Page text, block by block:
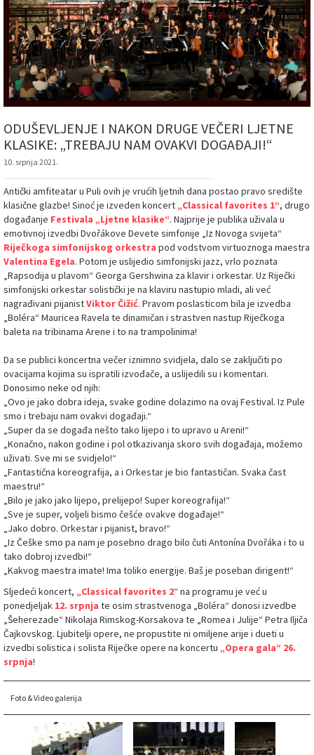
ODUŠEVLJENJE I NAKON DRUGE VEČERI LJETNE
KLASIKE: „TREBAJU NAM OVAKVI DOGAĐAJI!“
10. srpnja 2021.
Antički amfiteatar u Puli ovih je vrućih ljetnih dana postao pravo središte
klasične glazbe! Sinoć je izveden koncert „Classical favorites 1“, drugo
događanje Festivala „Ljetne klasike“. Najprije je publika uživala u
emotivnoj izvedbi Dvořákove Devete simfonije „Iz Novoga svijeta“
Riječkoga simfonijskog orkestra pod vodstvom virtuoznoga maestra
Valentina Egela. Potom je uslijedio simfonijski jazz, vrlo poznata
„Rapsodija u plavom“ Georga Gershwina za klavir i orkestar. Uz Riječki
simfonijski orkestar solistički je na klaviru nastupio mladi, ali već
nagrađivani pijanistViktor Čižić. Pravom poslasticom bila je izvedba
„Boléra“ Mauricea Ravela te dinamičan i strastven nastup Riječkoga
baleta na tribinama Arene i to na trampolinima!
Da se publici koncertna večer iznimno svidjela, dalo se zaključiti po
ovacijama kojima su ispratili izvođače, a uslijedili su i komentari.
Donosimo neke od njih:
„Ovo je jako dobra ideja, svake godine dolazimo na ovaj Festival. Iz Pule
smo i trebaju nam ovakvi događaji.“
„Super da se događa nešto tako lijepo i to upravo u Areni!“
„Konačno, nakon godine i pol otkazivanja skoro svih događaja, možemo
uživati. Sve mi se svidjelo!“
„Fantastična koreografija, a i Orkestar je bio fantastičan. Svaka čast
maestru!“
„Bilo je jako jako lijepo, prelijepo! Super koreografija!“
„Sve je super, voljeli bismo češće ovakve događaje!“
„Jako dobro. Orkestar i pijanist, bravo!“
„Iz Češke smo pa nam je posebno drago bilo čuti Antonína Dvořáka i to u
tako dobroj izvedbi!“
„Kakvog maestra imate! Ima toliko energije. Baš je poseban dirigent!“
Sljedeći koncert, „Classical favorites 2“ na programu je već u
ponedjeljak 12. srpnja te osim strastvenoga „Boléra“ donosi izvedbe
„Šeherezade“ Nikolaja Rimskog-Korsakova te „Romea i Julije“ Petra Iljiča
Čajkovskog. Ljubitelji opere, ne propustite ni omiljene arije i dueti u
izvedbi solistica i solista Riječke opere na koncertu „Opera gala“ 26.
srpnja!
Foto & Video galerija